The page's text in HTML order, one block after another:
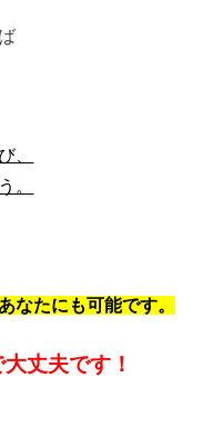
、
。
なたにも可能です。
丈夫です！